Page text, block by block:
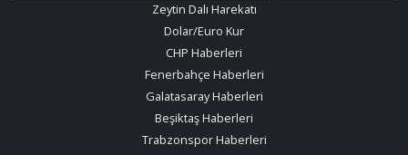
Zeytin Dalı Harekatı
Dolar/Euro Kur
CHP Haberleri
Fenerbahçe Haberleri
Galatasaray Haberleri
Beşiktaş Haberleri
Trabzonspor Haberleri